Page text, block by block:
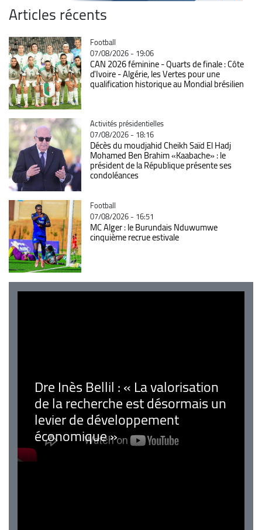
Articles récents
Catégorie
Football
07/08/2026 - 19:06
CAN 2026 féminine - Quarts de finale : Côte
d'Ivoire - Algérie, les Vertes pour une
qualification historique au Mondial brésilien
Catégorie
Activités présidentielles
07/08/2026 - 18:16
Décès du moudjahid Cheikh Saïd El Hadj
Mohamed Ben Brahim «Kaabache» : le
président de la République présente ses
condoléances
Catégorie
Football
07/08/2026 - 16:51
MC Alger : le Burundais Nduwumwe
cinquième recrue estivale
Dre Inès Bellil : « La valorisation
de la recherche est désormais un
levier de développement
économique »